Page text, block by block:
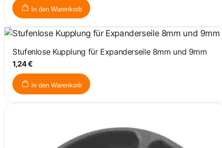
In den Warenkorb
Stufenlose Kupplung für Expanderseile 8mm und 9mm
1,24 €
In den Warenkorb